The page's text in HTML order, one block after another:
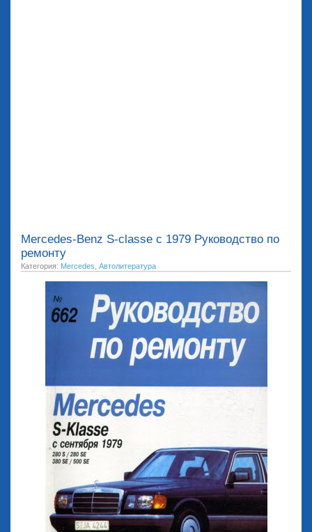
Mercedes-Benz S-classe с 1979 Руководство по
ремонту
Категория: Mercedes, Автолитература